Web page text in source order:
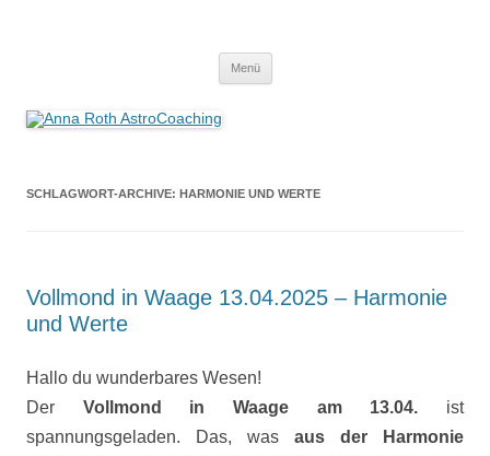
Menü
SCHLAGWORT-ARCHIVE: HARMONIE UND WERTE
Vollmond in Waage 13.04.2025 – Harmonie
und Werte
Hallo du wunderbares Wesen!
Der Vollmond in Waage am 13.04. ist
spannungsgeladen. Das, was aus der Harmonie